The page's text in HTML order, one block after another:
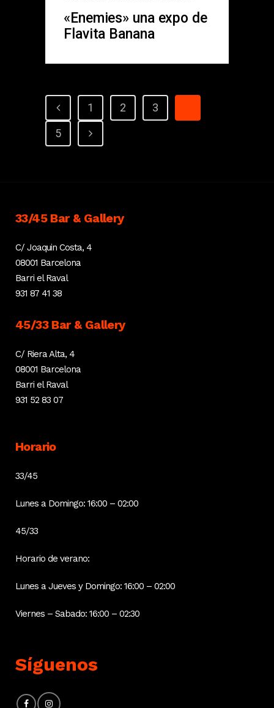
«Enemies» una expo de
Flavita Banana
1 2 3
5
33/45 Bar & Gallery
C/ Joaquin Costa, 4
08001 Barcelona
Barri el Raval
931 87 41 38
45/33 Bar & Gallery
C/ Riera Alta, 4
08001 Barcelona
Barri el Raval
931 52 83 07
Horario
33/45
Lunes a Domingo: 16:00 – 02:00
45/33
Horario de verano:
Lunes a Jueves y Domingo: 16:00 – 02:00
Viernes – Sabado: 16:00 – 02:30
Síguenos